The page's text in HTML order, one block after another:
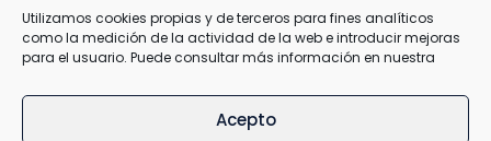
Utilizamos cookies propias y de terceros para fines analíticos
como la medición de la actividad de la web e introducir mejoras
para el usuario. Puede consultar más información en nuestra
Acepto
987955018